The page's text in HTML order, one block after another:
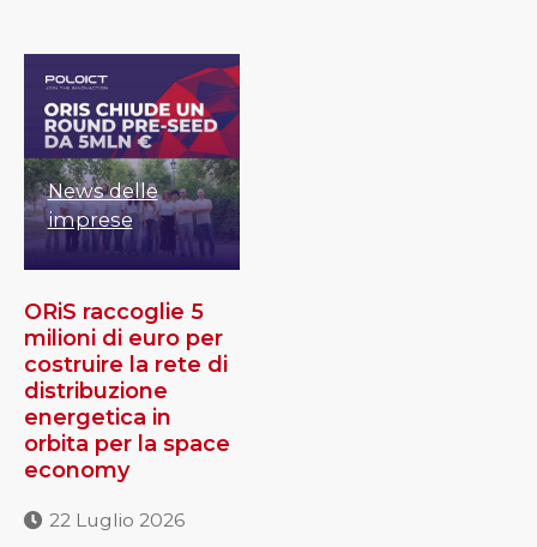
News delle
imprese
ORiS raccoglie 5
milioni di euro per
costruire la rete di
distribuzione
energetica in
orbita per la space
economy
22 Luglio 2026